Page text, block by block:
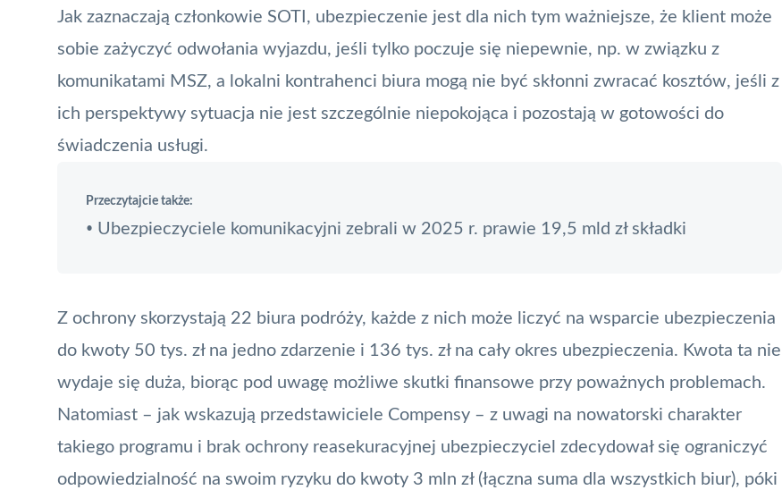
Jak zaznaczają członkowie SOTI, ubezpieczenie jest dla nich tym ważniejsze, że klient może
sobie zażyczyć odwołania wyjazdu, jeśli tylko poczuje się niepewnie, np. w związku z
komunikatami MSZ, a lokalni kontrahenci biura mogą nie być skłonni zwracać kosztów, jeśli z
ich perspektywy sytuacja nie jest szczególnie niepokojąca i pozostają w gotowości do
świadczenia usługi.
Przeczytajcie także:
• Ubezpieczyciele komunikacyjni zebrali w 2025 r. prawie 19,5 mld zł składki
Z ochrony skorzystają 22 biura podróży, każde z nich może liczyć na wsparcie ubezpieczenia
do kwoty 50 tys. zł na jedno zdarzenie i 136 tys. zł na cały okres ubezpieczenia. Kwota ta nie
wydaje się duża, biorąc pod uwagę możliwe skutki finansowe przy poważnych problemach.
Natomiast – jak wskazują przedstawiciele Compensy – z uwagi na nowatorski charakter
takiego programu i brak ochrony reasekuracyjnej ubezpieczyciel zdecydował się ograniczyć
odpowiedzialność na swoim ryzyku do kwoty 3 mln zł (łączna suma dla wszystkich biur), póki